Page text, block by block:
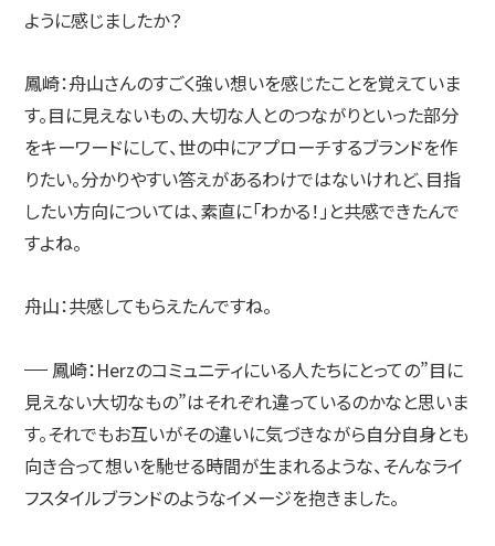
ように感じましたか？
鳳崎：舟山さんのすごく強い想いを感じたことを覚えていま
す。目に見えないもの、大切な人とのつながりといった部分
をキーワードにして、世の中にアプローチするブランドを作
りたい。分かりやすい答えがあるわけではないけれど、目指
したい方向については、素直に「わかる！」と共感できたんで
すよね。
舟山：共感してもらえたんですね。
鳳崎：Herzのコミュニティにいる人たちにとっての”目に
見えない大切なもの”はそれぞれ違っているのかなと思いま
す。それでもお互いがその違いに気づきながら自分自身とも
向き合って想いを馳せる時間が生まれるような、そんなライ
フスタイルブランドのようなイメージを抱きました。